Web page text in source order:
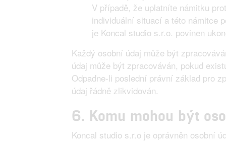
V případě, že uplatníte námitku
individuální situací a této námitce
je Koncal studio s.r.o. povinen
Každý osobní údaj může být
údaj může být zpracováván, pokud
Odpadne-li poslední právní základ pro
údaj řádně zlikvidován.
6. Komu mohou být
Koncal studio s.r.o je oprávněn osobní